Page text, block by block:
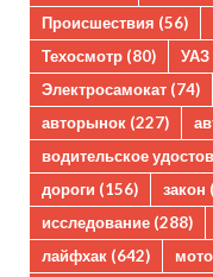
Происшествия (56)
Техосмотр (80) УАЗ
Электросамокат (74)
авторынок (227)
водительское
дороги (156) закон
исследование (288)
лайфхак (642)